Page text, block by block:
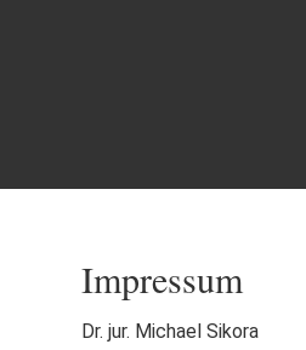
Impressum
Dr. jur. Michael Sikora